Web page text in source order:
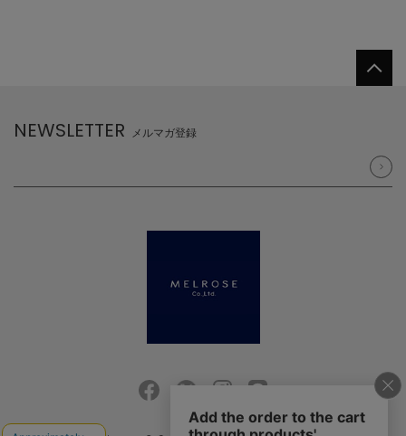
NEWSLETTER メルマガ登録